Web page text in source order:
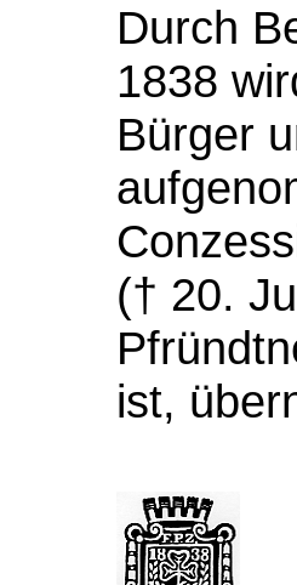
Durch
1838
Bürger
(† 20.
ist,